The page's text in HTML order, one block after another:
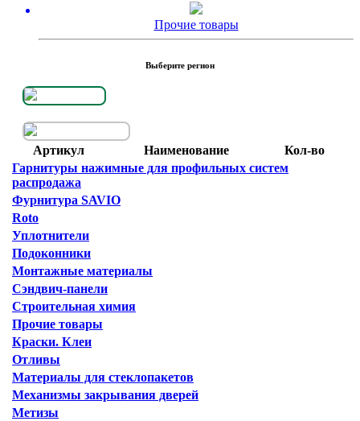
Прочие товары
Выберите регион
Артикул Наименование
Кол-во
Гарнитуры нажимные для профильных систем
распродажа
Фурнитура SAVIO
Roto
Уплотнители
Подоконники
Монтажные материалы
Сэндвич-панели
Строительная химия
Прочие товары
Краски. Клеи
Отливы
Материалы для стеклопакетов
Механизмы закрывания дверей
Метизы